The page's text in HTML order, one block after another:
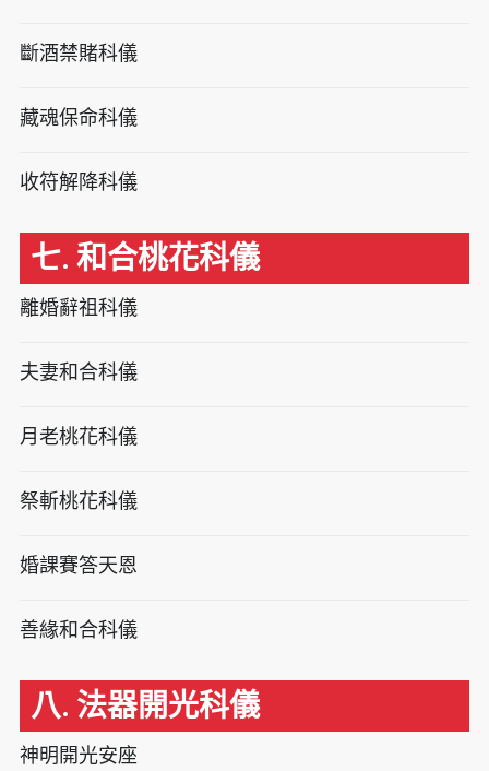
斷酒禁賭科儀
藏魂保命科儀
收符解降科儀
七. 和合桃花科儀
離婚辭祖科儀
夫妻和合科儀
月老桃花科儀
祭斬桃花科儀
婚課賽答天恩
善緣和合科儀
八. 法器開光科儀
神明開光安座